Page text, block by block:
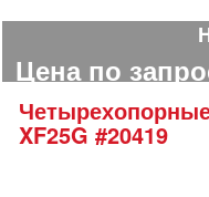
Цена по
XF25G #20419